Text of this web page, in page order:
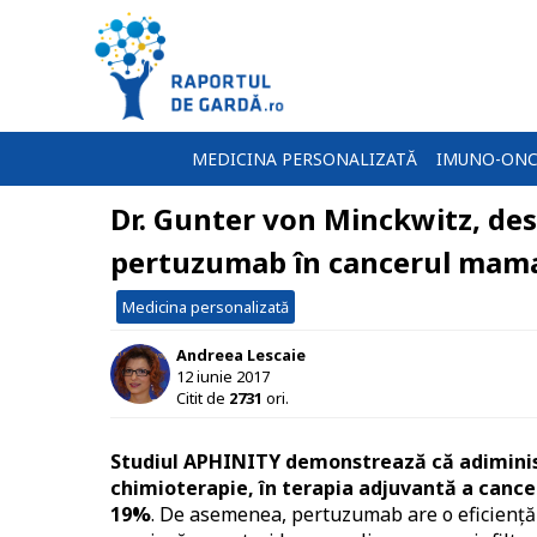
MEDICINA PERSONALIZATĂ IMUNO-
Dr. Gunter von Minckwitz,
pertuzumab în cancerul
Medicina personalizată
Andreea Lescaie
12 iunie 2017
Citit de 2731 ori.
Studiul APHINITY demonstrează că
chimioterapie, în terapia adjuvantă a
19%. De asemenea, pertuzumab are o